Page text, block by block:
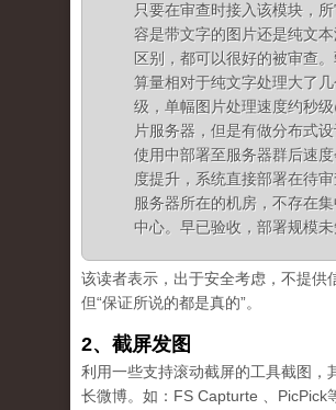
只要在审查时接入该模块，
容是带文字的图片还是纯文
区别，都可以很好的被审查
算量相对于纯文字处理大了
级，单幅图片处理速度约秒
片服务器，但是有做分布式
使用中部署至服务器群后速
度提升，系统直接部署在待
服务器所在的机房，不存在
中心。早已验收，部署规模未
该读者表示，出于安全考虑，不提供
但“保证所说的都是真的”。
2、截屏发图
利用一些支持滚动截屏的工具截图，
长微博。如：FS Capturte 、PicPick